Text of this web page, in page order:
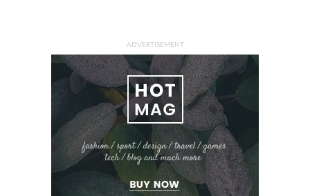
ADVERTISEMENT